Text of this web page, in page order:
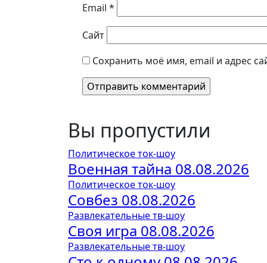
Email *
Сайт
Сохранить моё имя, email и адрес
Вы пропустили
Политическое ток-шоу
Военная тайна 08.08.2026
Политическое ток-шоу
Совбез 08.08.2026
Развлекательные тв-шоу
Своя игра 08.08.2026
Развлекательные тв-шоу